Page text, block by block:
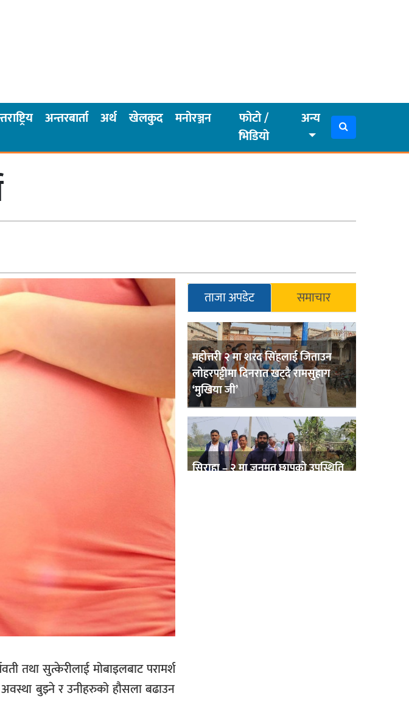
अन्तरबार्ता अर्थ खेलकुद मनोरञ्जन
फोटो /
भिडियो
अन्य
तथा सुत्केरीलाई मोबाइलबाट परामर्श
बुझ्ने र उनीहरुको हौसला बढाउन
ताजा अपडेट समाचार
महोत्तरी २ मा शरद सिंहलाई जिताउन
लोहरपट्टीमा दिनरात खट्दै रामसुहाग
‘मुखिया जी’
सिराहा – २ मा जनमत छापको उपस्थिति